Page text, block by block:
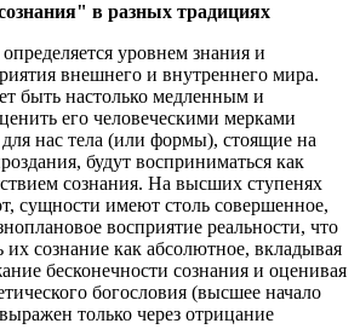
в разных традициях
уровнем знания и
внешнего и внутреннего мира.
быть настолько медленным и
его человеческими мерками
нас тела (или формы), стоящие на
будут восприниматься как
сознания. На высших ступенях
сущности имеют столь совершенное,
восприятие реальности, что
сознание как абсолютное, вкладывая
бесконечности сознания и оценивая
богословия (высшее начало
только через отрицание